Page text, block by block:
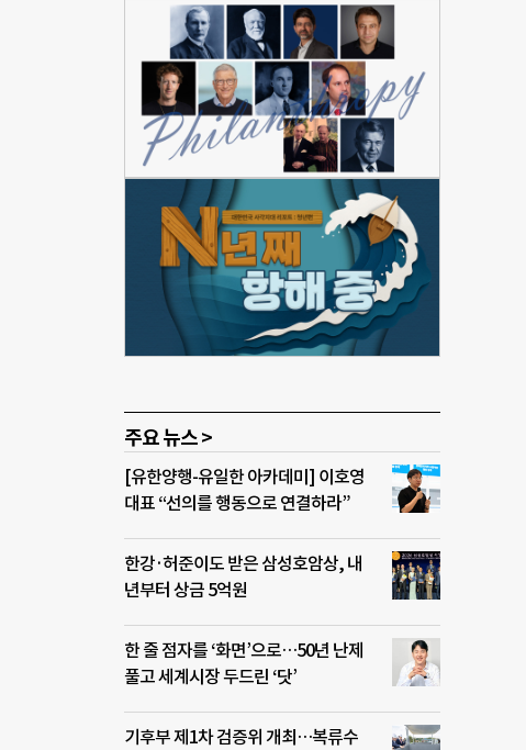
주요 뉴스 >
[유한양행-유일한 아카데미] 이호영
대표 “선의를 행동으로 연결하라”
한강·허준이도 받은 삼성호암상, 내
년부터 상금 5억원
한 줄 점자를 ‘화면’으로…50년 난제
풀고 세계시장 두드린 ‘닷’
기후부 제1차 검증위 개최…복류수